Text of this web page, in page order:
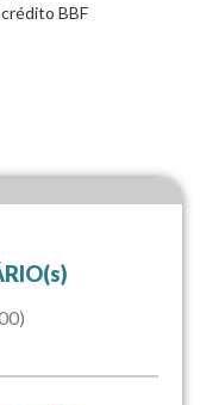
BBF